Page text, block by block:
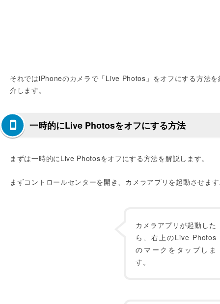
それではiPhoneのカメラで「Live Photos」をオフにする方法を
介します。
一時的にLive Photosをオフにする方法
まずは一時的にLive Photosをオフにする方法を解説します。
まずコントロールセンターを開き、カメラアプリを起動させま
カメラアプリが起動した
ら、右上のLive Photos
のマークをタップしま
す。